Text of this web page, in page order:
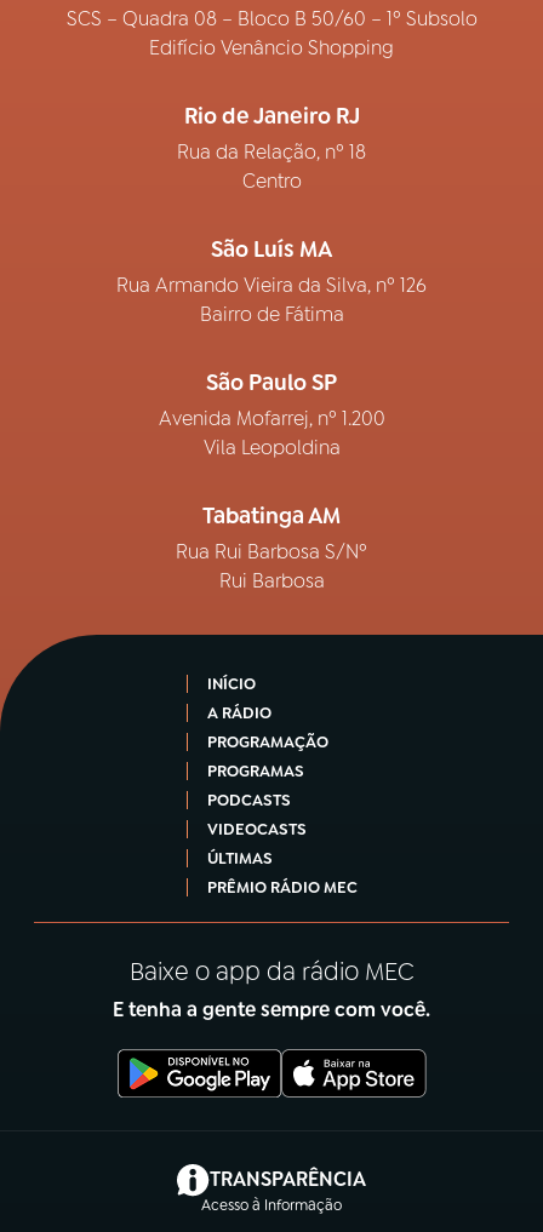
SCS – Quadra 08 – Bloco B 50/60 – 1º Subsolo
Edifício Venâncio Shopping
Rio de Janeiro RJ
Rua da Relação, nº 18
Centro
São Luís MA
Rua Armando Vieira da Silva, nº 126
Bairro de Fátima
São Paulo SP
Avenida Mofarrej, nº 1.200
Vila Leopoldina
Tabatinga AM
Rua Rui Barbosa S/Nº
Rui Barbosa
INÍCIO
A RÁDIO
PROGRAMAÇÃO
PROGRAMAS
PODCASTS
VIDEOCASTS
ÚLTIMAS
PRÊMIO RÁDIO MEC
Baixe o app da rádio MEC
E tenha a gente sempre com você.
TRANSPARÊNCIA
Acesso à Informação
(abre em nova aba)